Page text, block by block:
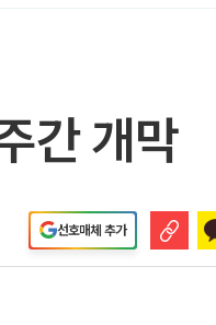
간 개막
선호매체 추가